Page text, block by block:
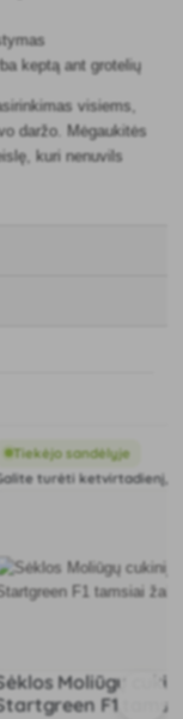
keptą ant grotelių
visiems,
daržo. Mėgaukitės
kuri nenuvils
Tiekėjo sandėlyje
turėti ketvirtadienį,
Moliūgų
F1